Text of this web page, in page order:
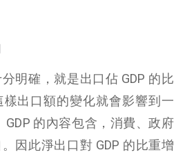
明確，就是出口佔 GDP 的比
出口額的變化就會影響到一
GDP 的內容包含，消費、政府
因此淨出口對 GDP 的比重增